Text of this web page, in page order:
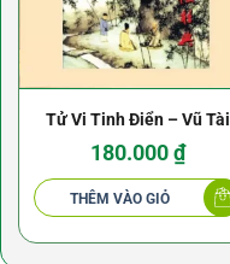
Tử Vi Tinh Điển – Vũ Tài
Lục 372 Trang
180.000₫
THÊM VÀO GIỎ